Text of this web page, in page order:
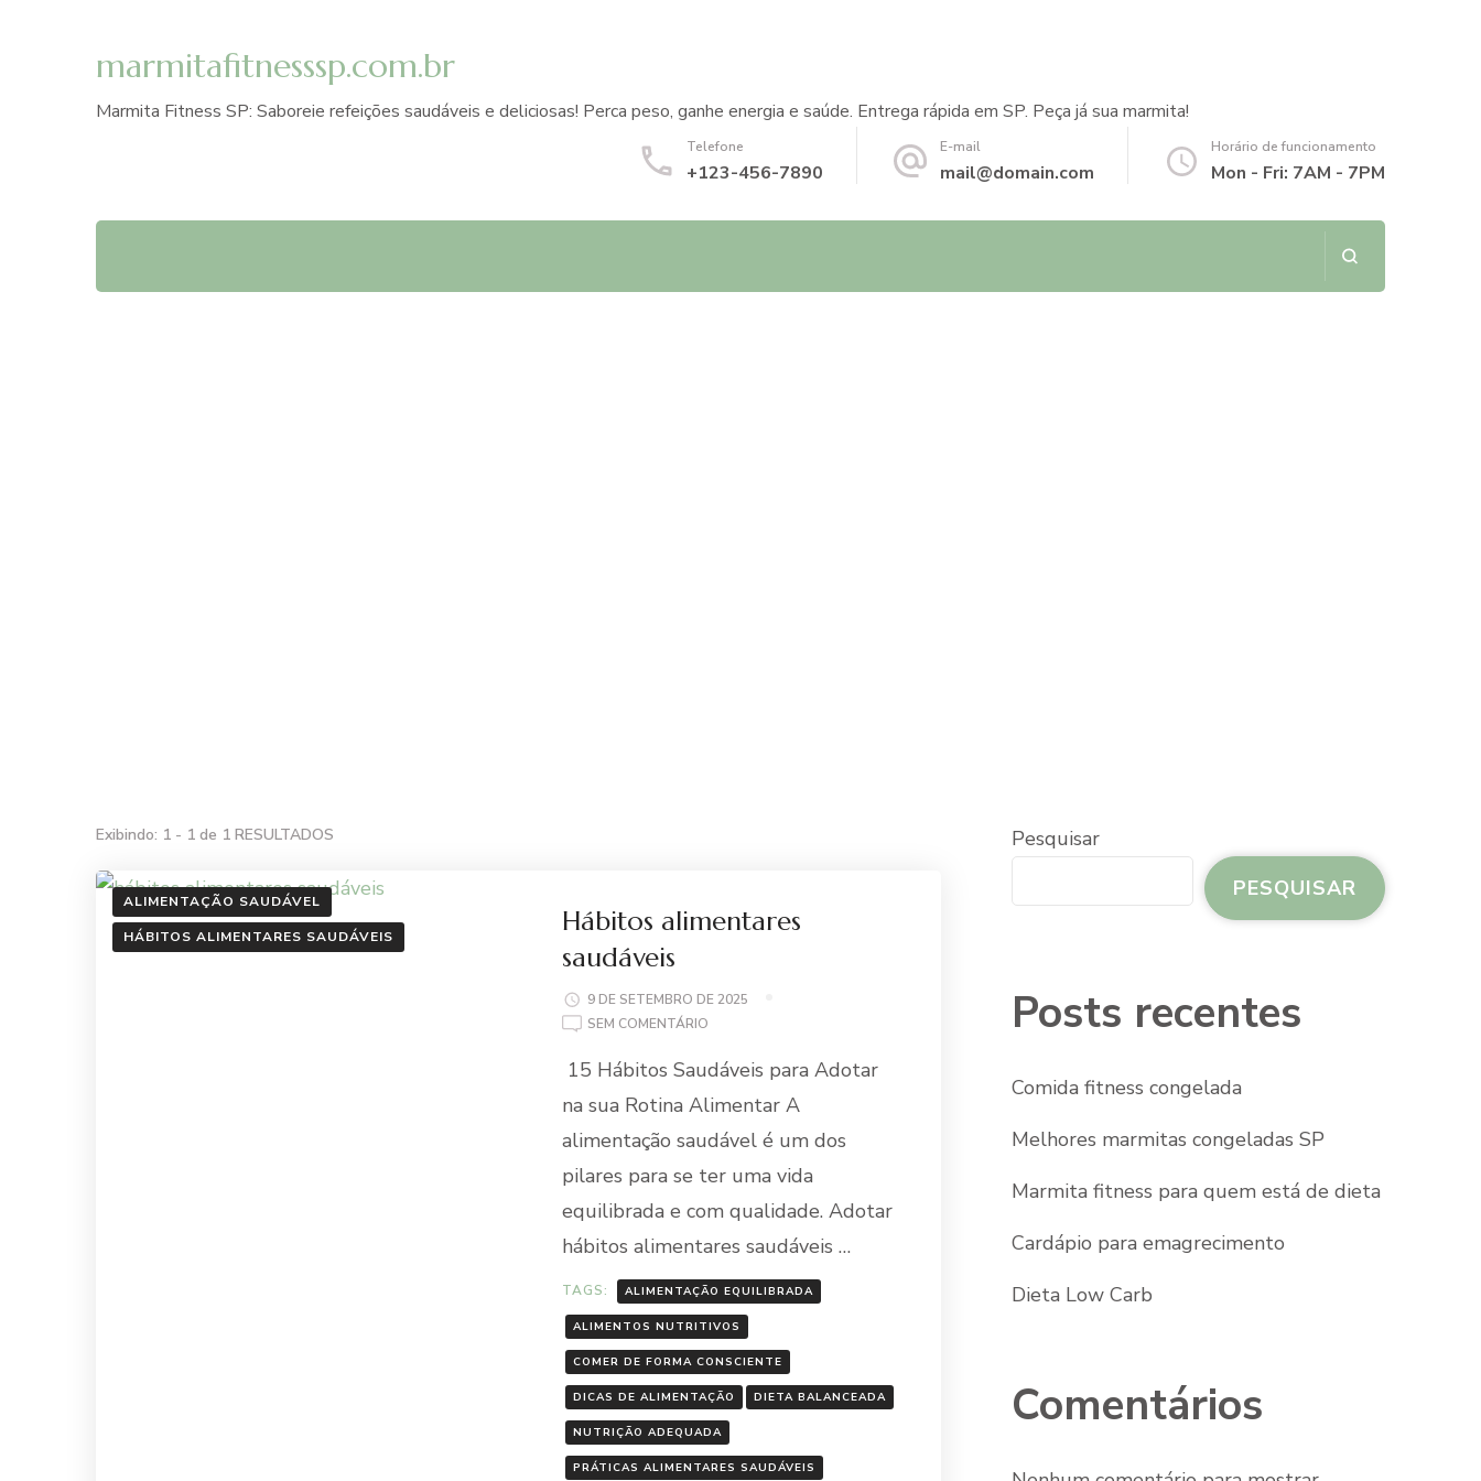
marmitafitnesssp.com.br
Marmita Fitness SP: Saboreie refeições saudáveis e deliciosas! Perca peso, ganhe energia e saúde. Entrega rápida em SP. Peça já sua marmita!
Telefone
+123-456-7890
E-mail
mail@domain.com
Horário de funcionamento
Mon - Fri: 7AM - 7PM
Exibindo: 1 - 1 de 1 RESULTADOS
ALIMENTAÇÃO SAUDÁVEL
HÁBITOS ALIMENTARES SAUDÁVEIS
Hábitos alimentares
saudáveis
9 DE SETEMBRO DE 2025
SEM COMENTÁRIO
ALIMENTARES
15 Hábitos Saudáveis para Adotar
na sua Rotina Alimentar A
alimentação saudável é um dos
pilares para se ter uma vida
equilibrada e com qualidade. Adotar
hábitos alimentares saudáveis …
TAGS: ALIMENTAÇÃO EQUILIBRADA
ALIMENTOS NUTRITIVOS
COMER DE FORMA CONSCIENTE
DICAS DE ALIMENTAÇÃO DIETA BALANCEADA
NUTRIÇÃO ADEQUADA
PRÁTICAS ALIMENTARES SAUDÁVEIS
Pesquisar
PESQUISAR
Posts recentes
Comida fitness congelada
Melhores marmitas congeladas SP
Marmita fitness para quem está de dieta
Cardápio para emagrecimento
Dieta Low Carb
Comentários